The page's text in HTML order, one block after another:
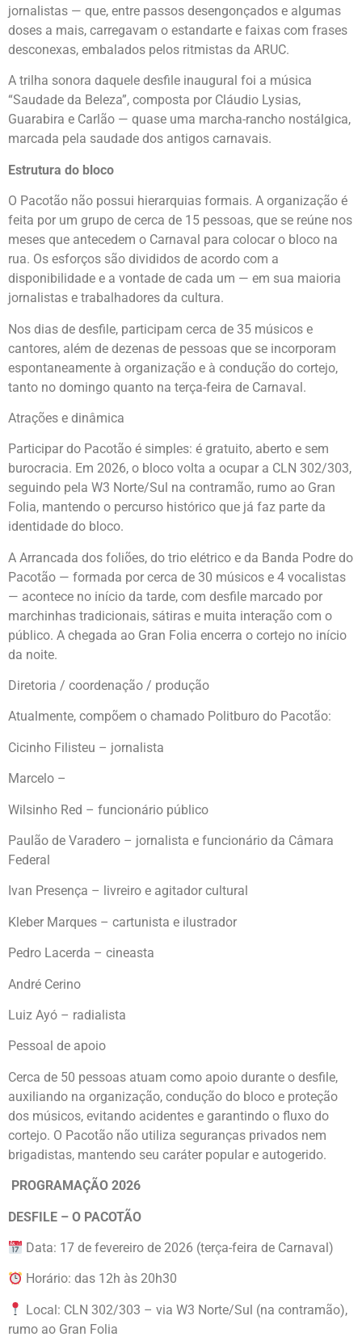
jornalistas — que, entre passos desengonçados e algumas
doses a mais, carregavam o estandarte e faixas com frases
desconexas, embalados pelos ritmistas da ARUC.
A trilha sonora daquele desfile inaugural foi a música
“Saudade da Beleza”, composta por Cláudio Lysias,
Guarabira e Carlão — quase uma marcha-rancho nostálgica,
marcada pela saudade dos antigos carnavais.
Estrutura do bloco
O Pacotão não possui hierarquias formais. A organização é
feita por um grupo de cerca de 15 pessoas, que se reúne nos
meses que antecedem o Carnaval para colocar o bloco na
rua. Os esforços são divididos de acordo com a
disponibilidade e a vontade de cada um — em sua maioria
jornalistas e trabalhadores da cultura.
Nos dias de desfile, participam cerca de 35 músicos e
cantores, além de dezenas de pessoas que se incorporam
espontaneamente à organização e à condução do cortejo,
tanto no domingo quanto na terça-feira de Carnaval.
Atrações e dinâmica
Participar do Pacotão é simples: é gratuito, aberto e sem
burocracia. Em 2026, o bloco volta a ocupar a CLN 302/303,
seguindo pela W3 Norte/Sul na contramão, rumo ao Gran
Folia, mantendo o percurso histórico que já faz parte da
identidade do bloco.
A Arrancada dos foliões, do trio elétrico e da Banda Podre do
Pacotão — formada por cerca de 30 músicos e 4 vocalistas
— acontece no início da tarde, com desfile marcado por
marchinhas tradicionais, sátiras e muita interação com o
público. A chegada ao Gran Folia encerra o cortejo no início
da noite.
Diretoria / coordenação / produção
Atualmente, compõem o chamado Politburo do Pacotão:
Cicinho Filisteu – jornalista
Marcelo –
Wilsinho Red – funcionário público
Paulão de Varadero – jornalista e funcionário da Câmara
Federal
Ivan Presença – livreiro e agitador cultural
Kleber Marques – cartunista e ilustrador
Pedro Lacerda – cineasta
André Cerino
Luiz Ayó – radialista
Pessoal de apoio
Cerca de 50 pessoas atuam como apoio durante o desfile,
auxiliando na organização, condução do bloco e proteção
dos músicos, evitando acidentes e garantindo o fluxo do
cortejo. O Pacotão não utiliza seguranças privados nem
brigadistas, mantendo seu caráter popular e autogerido.
PROGRAMAÇÃO 2026
DESFILE – O PACOTÃO
Data: 17 de fevereiro de 2026 (terça-feira de Carnaval)
Horário: das 12h às 20h30
Local: CLN 302/303 – via W3 Norte/Sul (na contramão),
rumo ao Gran Folia